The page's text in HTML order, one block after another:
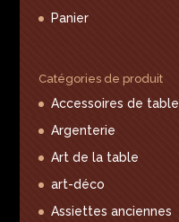
Panier
Catégories de produit
Accessoires de table
Argenterie
Art de la table
art-déco
Assiettes anciennes